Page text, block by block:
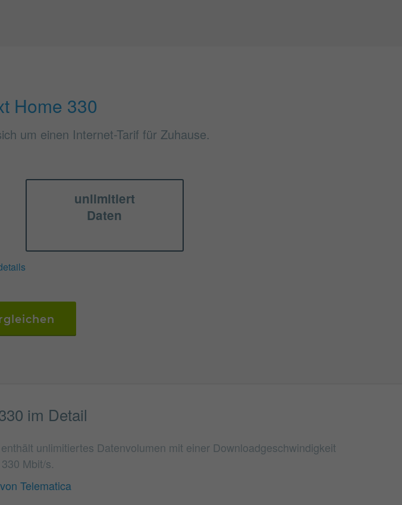
Home 330
um einen Internet-Tarif für Zuhause.
unlimitiert
Daten
im Detail
unlimitiertes Datenvolumen mit einer Downloadgeschwindigkeit
Mbit/s.
Telematica